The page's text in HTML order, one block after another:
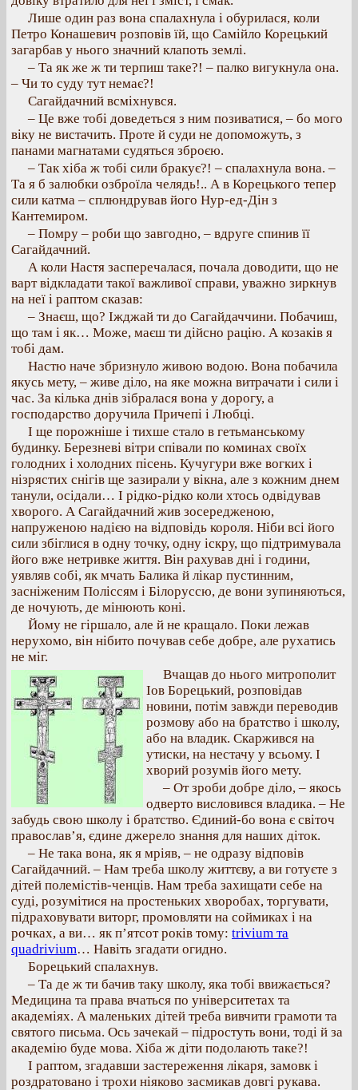
Лише один раз вона спалахнула і обурилася, коли
Петро Конашевич розповів їй, що Самійло Корецький
загарбав у нього значний клапоть землі.
– Та як же ж ти терпиш таке?! – палко вигукнула она.
– Чи то суду тут немає?!
Сагайдачний всміхнувся.
– Це вже тобі доведеться з ним позиватися, – бо мого
віку не вистачить. Проте й суди не допоможуть, з
панами магнатами судяться зброєю.
– Так хіба ж тобі сили бракує?! – спалахнула вона. –
Та я б залюбки озброїла челядь!.. А в Корецького тепер
сили катма – сплюндрував його Нур-ед-Дін з
Кантемиром.
– Помру – роби що завгодно, – вдруге спинив її
Сагайдачний.
А коли Настя засперечалася, почала доводити, що не
варт відкладати такої важливої справи, уважно зиркнув
на неї і раптом сказав:
– Знаєш, що? Іжджай ти до Сагайдаччини. Побачиш,
що там і як… Може, маєш ти дійсно рацію. А козаків я
тобі дам.
Настю наче збризнуло живою водою. Вона побачила
якусь мету, – живе діло, на яке можна витрачати і сили і
час. За кілька днів зібралася вона у дорогу, а
господарство доручила Причепі і Любці.
І ще порожніше і тихше стало в гетьманському
будинку. Березневі вітри співали по коминах своїх
голодних і холодних пісень. Кучугури вже вогких і
нізрястих снігів ще зазирали у вікна, але з кожним днем
танули, осідали… І рідко-рідко коли хтось одвідував
хворого. А Сагайдачний жив зосередженою,
напруженою надією на відповідь короля. Ніби всі його
сили збіглися в одну точку, одну іскру, що підтримувала
його вже нетривке життя. Він рахував дні і години,
уявляв собі, як мчать Балика й лікар пустинним,
засніженим Поліссям і Білоруссю, де вони зупиняються,
де ночують, де мінюють коні.
Йому не гіршало, але й не кращало. Поки лежав
нерухомо, він нібито почував себе добре, але рухатись
не міг.
Вчащав до нього митрополит
Іов Борецький, розповідав
новини, потім завжди переводив
розмову або на братство і школу,
або на владик. Скаржився на
утиски, на нестачу у всьому. І
хворий розумів його мету.
– От зроби добре діло, – якось
одверто висловився владика. – Не
забудь свою школу і братство. Єдиний-бо вона є світоч
православ’я, єдине джерело знання для наших діток.
– Не така вона, як я мріяв, – не одразу відповів
Сагайдачний. – Нам треба школу життєву, а ви готуєте з
дітей полемістів-ченців. Нам треба захищати себе на
суді, розумітися на простеньких хворобах, торгувати,
підраховувати виторг, промовляти на соймиках і на
рочках, а ви… як п’ятсот років тому: trivium та
quadrivium… Навіть згадати огидно.
Борецький спалахнув.
– Та де ж ти бачив таку школу, яка тобі ввижається?
Медицина та права вчаться по університетах та
академіях. А маленьких дітей треба вивчити грамоти та
святого письма. Ось зачекай – підростуть вони, тоді й за
академію буде мова. Хіба ж діти подолають таке?!
І раптом, згадавши застереження лікаря, замовк і
роздратовано і трохи ніяково засмикав довгі рукава.